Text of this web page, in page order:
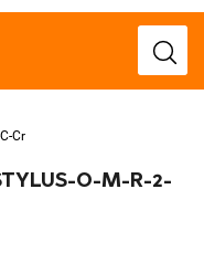
Cr
O-M-R-2-